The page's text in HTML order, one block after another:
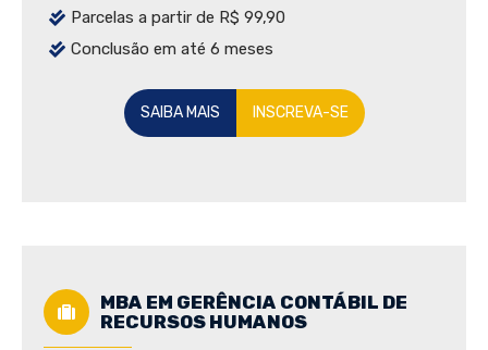
Parcelas a partir de R$ 99,90
Conclusão em até 6 meses
SAIBA MAIS INSCREVA-SE
MBA EM GERÊNCIA CONTÁBIL DE
RECURSOS HUMANOS